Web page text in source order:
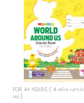
FOR 4+ YEARS ( 4 વર્ષના બાળકો
માટે)